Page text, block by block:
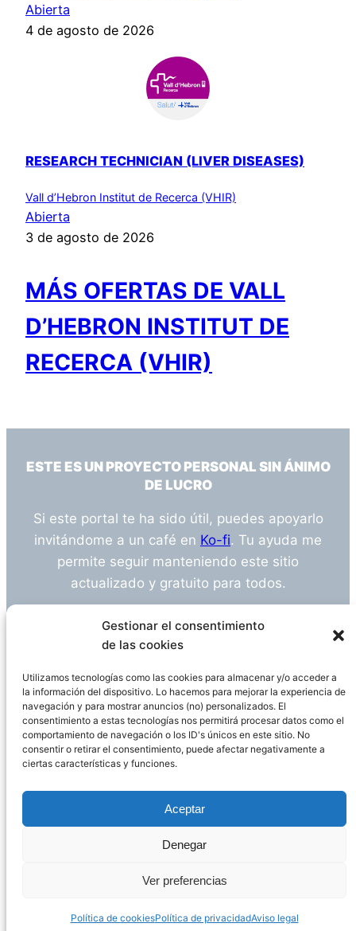
Gestionar el consentimiento
de las cookies
Utilizamos tecnologías como las cookies para almacenar y/o acceder a
la información del dispositivo. Lo hacemos para mejorar la experiencia de
navegación y para mostrar anuncios (no) personalizados. El
consentimiento a estas tecnologías nos permitirá procesar datos como el
comportamiento de navegación o los ID's únicos en este sitio. No
consentir o retirar el consentimiento, puede afectar negativamente a
ciertas características y funciones.
Aceptar
Denegar
Ver preferencias
Política de cookiesPolítica de privacidadAviso legal
Abierta
4 de agosto de 2026
RESEARCH TECHNICIAN (LIVER DISEASES)
Vall d’Hebron Institut de Recerca (VHIR)
Abierta
3 de agosto de 2026
MÁS OFERTAS DE VALL
D’HEBRON INSTITUT DE
RECERCA (VHIR)
ESTE ES UN PROYECTO PERSONAL SIN ÁNIMO
DE LUCRO
Si este portal te ha sido útil, puedes apoyarlo
invitándome a un café en Ko-fi. Tu ayuda me
permite seguir manteniendo este sitio
actualizado y gratuito para todos.
¿Tienes alguna duda o sugerencia? Escríbeme
info@empleosanitarioinvestigacion.es
Descargo de Responsabilidad
Declaración de Privacidad Política de cookies
WordPress
Página administrada por Javier Ripoll
PHP Code SnippetsPowered By :XYZScripts.com